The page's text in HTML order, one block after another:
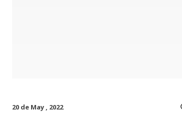
20 de May , 2022